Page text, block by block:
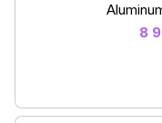
8